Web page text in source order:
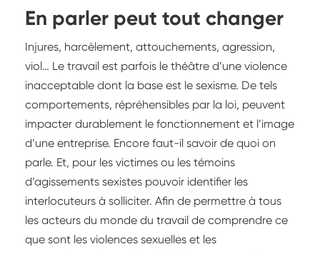
En parler peut tout changer
Injures, harcèlement, attouchements, agression,
viol… Le travail est parfois le théâtre d’une violence
inacceptable dont la base est le sexisme. De tels
comportements, répréhensibles par la loi, peuvent
impacter durablement le fonctionnement et l’image
d’une entreprise. Encore faut-il savoir de quoi on
parle. Et, pour les victimes ou les témoins
d’agissements sexistes pouvoir identifier les
interlocuteurs à solliciter. Afin de permettre à tous
les acteurs du monde du travail de comprendre ce
que sont les violences sexuelles et les